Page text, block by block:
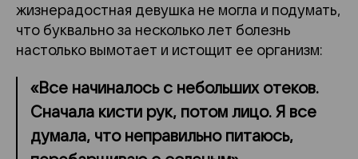
жизнерадостная девушка не могла и подумать,
что буквально за несколько лет болезнь
настолько вымотает и истощит ее организм:
«Все начиналось с небольших отеков.
Сначала кисти рук, потом лицо. Я все
думала, что неправильно питаюсь,